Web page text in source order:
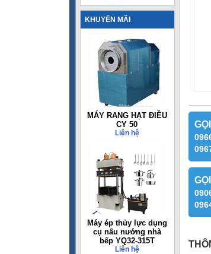
KHUYẾN MÃI
MÁY RANG HẠT ĐIỀU
CY 50
Liên hệ
Máy ép thủy lực dụng
cụ nấu nướng nhà
bếp YQ32-315T
Liên hệ